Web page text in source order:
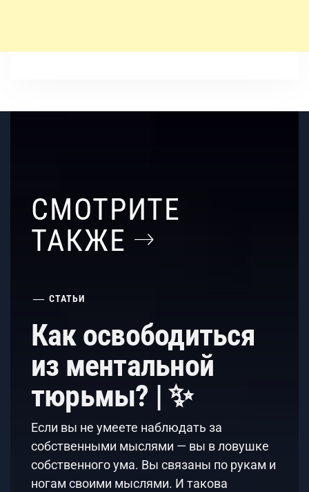
СМОТРИТЕ
ТАКЖЕ
СТАТЬИ
Как освободиться
из ментальной
тюрьмы? | ✨
Если вы не умеете наблюдать за
собственными мыслями — вы в ловушке
собственного ума. Вы связаны по рукам и
ногам своими мыслями. И такова